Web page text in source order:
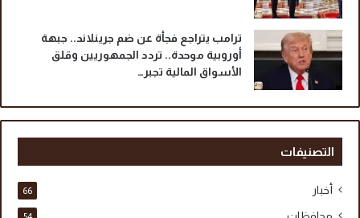
م
د
د
ترامب يتراجع فجأة عن ضم جرينلاند.. جبهة
أوروبية موحدة.. تردد الجمهوريين وقلق
الأسواق المالية تجبر…
التصنيفات
أخبار 66